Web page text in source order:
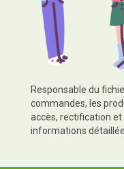
Responsable du
commandes, les
accès, rectification
informations